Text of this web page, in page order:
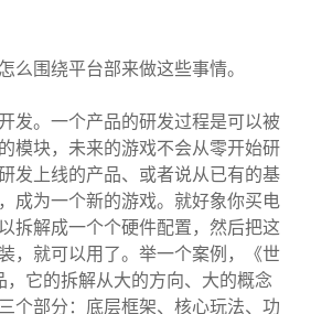
么围绕平台部来做这些事情。
发。一个产品的研发过程是可以被
模块，未来的游戏不会从零开始研
发上线的产品、或者说从已有的基
成为一个新的游戏。就好象你买电
拆解成一个个硬件配置，然后把这
，就可以用了。举一个案例，《世
，它的拆解从大的方向、大的概念
个部分：底层框架、核心玩法、功